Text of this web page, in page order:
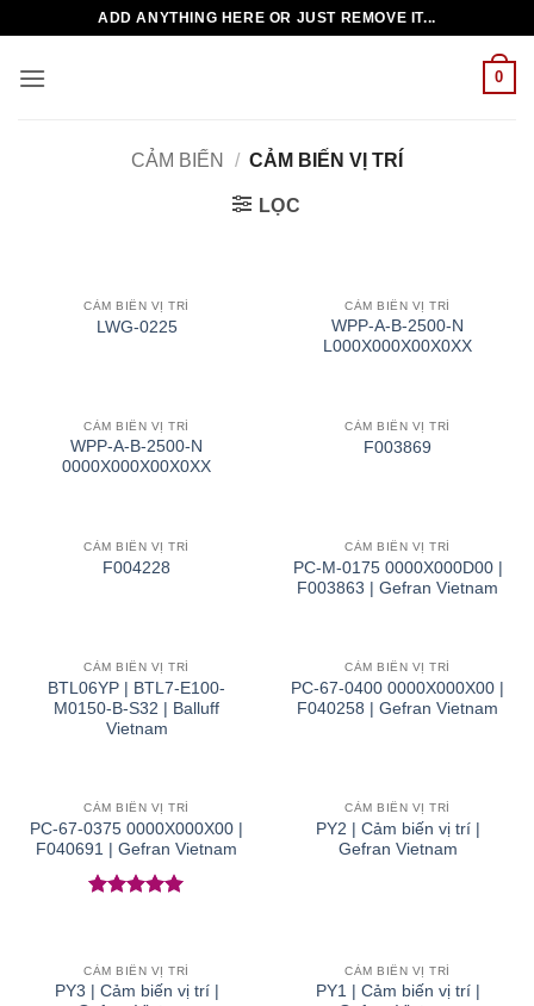
nội
ADD ANYTHING HERE OR JUST REMOVE IT...
0
CẢM BIẾN / CẢM BIẾN VỊ TRÍ
LỌC
CẢM BIẾN VỊ TRÍ
LWG-0225
CẢM BIẾN VỊ TRÍ
WPP-A-B-2500-N
L000X000X00X0XX
CẢM BIẾN VỊ TRÍ
WPP-A-B-2500-N
0000X000X00X0XX
CẢM BIẾN VỊ TRÍ
F003869
CẢM BIẾN VỊ TRÍ
F004228
CẢM BIẾN VỊ TRÍ
PC-M-0175 0000X000D00 |
F003863 | Gefran Vietnam
CẢM BIẾN VỊ TRÍ
BTL06YP | BTL7-E100-
M0150-B-S32 | Balluff
Vietnam
CẢM BIẾN VỊ TRÍ
PC-67-0400 0000X000X00 |
F040258 | Gefran Vietnam
CẢM BIẾN VỊ TRÍ
PC-67-0375 0000X000X00 |
F040691 | Gefran Vietnam
CẢM BIẾN VỊ TRÍ
PY2 | Cảm biến vị trí |
Gefran Vietnam
CẢM BIẾN VỊ TRÍ
PY3 | Cảm biến vị trí |
CẢM BIẾN VỊ TRÍ
PY1 | Cảm biến vị trí |